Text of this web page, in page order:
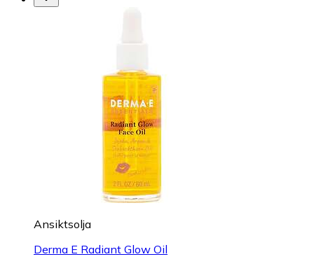
Ansiktsolja
Derma E Radiant Glow Oil